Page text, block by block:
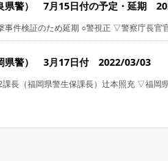
県警） 7月15日付の予定・延期
事件検証のため延期 ○警視正 ▽警察庁長官
県警） 3月17日付 2022/03/03
長（福岡県警生保課長）辻本照充 ▽福岡